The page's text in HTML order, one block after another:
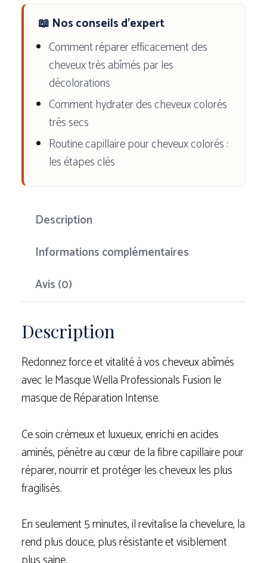
et
Nourrissant
📖 Nos conseils d'expert
Comment réparer efficacement des
cheveux très abîmés par les
décolorations
Comment hydrater des cheveux colorés
très secs
Routine capillaire pour cheveux colorés :
les étapes clés
Description
Informations complémentaires
Avis (0)
Description
Redonnez force et vitalité à vos cheveux abîmés
avec le Masque Wella Professionals Fusion le
masque de Réparation Intense.
Ce soin crémeux et luxueux, enrichi en acides
aminés, pénètre au cœur de la fibre capillaire pour
réparer, nourrir et protéger les cheveux les plus
fragilisés.
En seulement 5 minutes, il revitalise la chevelure, la
rend plus douce, plus résistante et visiblement